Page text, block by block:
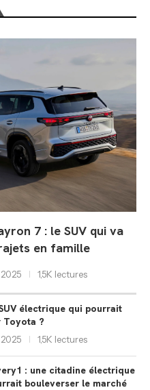
7 : le SUV qui va
en famille
2025 1,5K lectures
électrique qui pourrait
Toyota ?
2025 1,5K lectures
: une citadine électrique
bouleverser le marché